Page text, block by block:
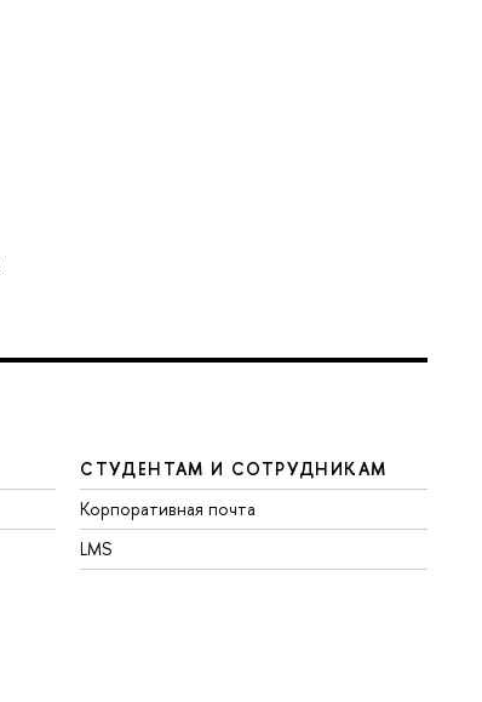
СТУДЕНТАМ И СОТРУДНИКАМ
Корпоративная почта
LMS